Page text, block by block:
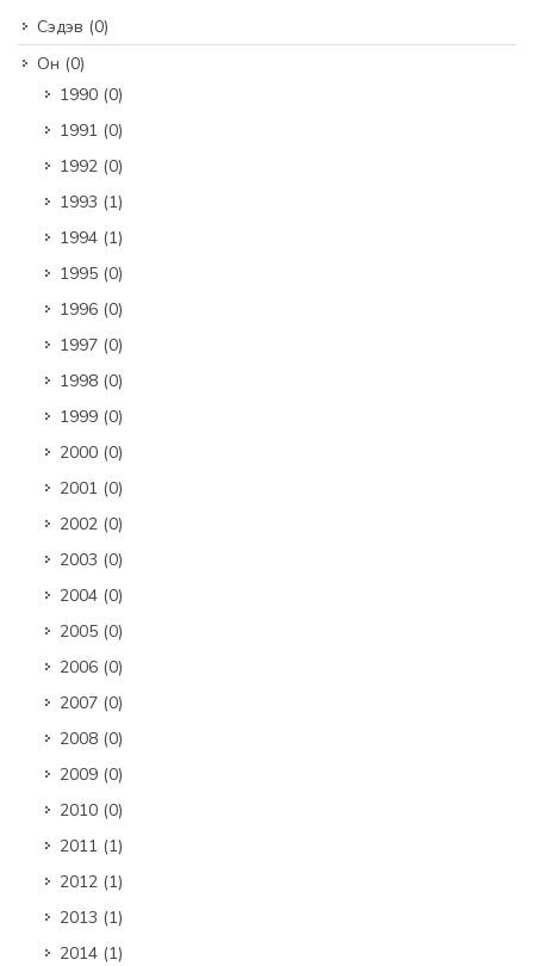
Сэдэв (0)
Он (0)
1990 (0)
1991 (0)
1992 (0)
1993 (1)
1994 (1)
1995 (0)
1996 (0)
1997 (0)
1998 (0)
1999 (0)
2000 (0)
2001 (0)
2002 (0)
2003 (0)
2004 (0)
2005 (0)
2006 (0)
2007 (0)
2008 (0)
2009 (0)
2010 (0)
2011 (1)
2012 (1)
2013 (1)
2014 (1)